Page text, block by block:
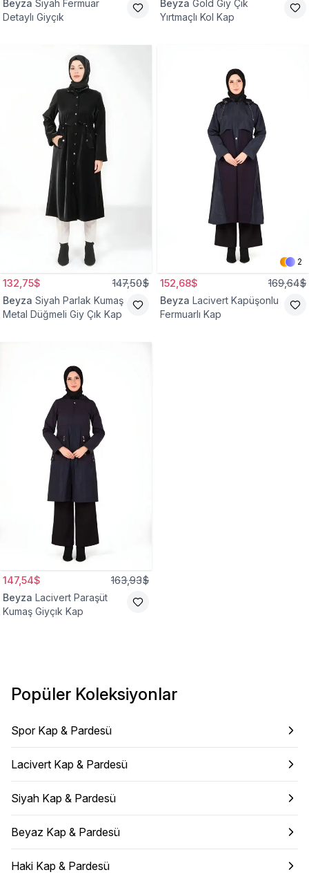
Beyza Siyah Fermuar
Detaylı Giyçık
Beyza Gold Giy Çık
Yırtmaçlı Kol Kap
132,75$ 147,50$
Beyza Siyah Parlak Kumaş
Metal Düğmeli Giy Çık Kap
2
152,68$ 169,64$
Beyza Lacivert Kapüşonlu
Fermuarlı Kap
147,54$ 163,93$
Beyza Lacivert Paraşüt
Kumaş Giyçık Kap
Popüler Koleksiyonlar
Spor Kap & Pardesü
Lacivert Kap & Pardesü
Siyah Kap & Pardesü
Beyaz Kap & Pardesü
Haki Kap & Pardesü